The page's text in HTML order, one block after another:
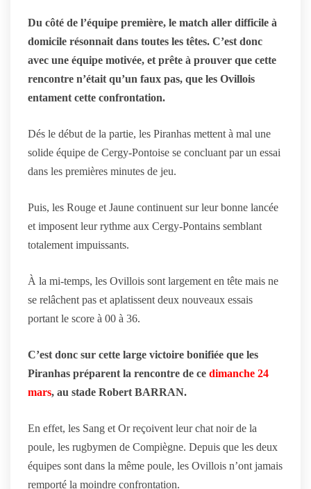
Du côté de l’équipe première, le match aller difficile à
domicile résonnait dans toutes les têtes. C’est donc
avec une équipe motivée, et prête à prouver que cette
rencontre n’était qu’un faux pas, que les Ovillois
entament cette confrontation.
Dés le début de la partie, les Piranhas mettent à mal une
solide équipe de Cergy-Pontoise se concluant par un essai
dans les premières minutes de jeu.
Puis, les Rouge et Jaune continuent sur leur bonne lancée
et imposent leur rythme aux Cergy-Pontains semblant
totalement impuissants.
À la mi-temps, les Ovillois sont largement en tête mais ne
se relâchent pas et aplatissent deux nouveaux essais
portant le score à 00 à 36.
C’est donc sur cette large victoire bonifiée que les
Piranhas préparent la rencontre de ce dimanche 24
mars, au stade Robert BARRAN.
En effet, les Sang et Or reçoivent leur chat noir de la
poule, les rugbymen de Compiègne. Depuis que les deux
équipes sont dans la même poule, les Ovillois n’ont jamais
remporté la moindre confrontation.